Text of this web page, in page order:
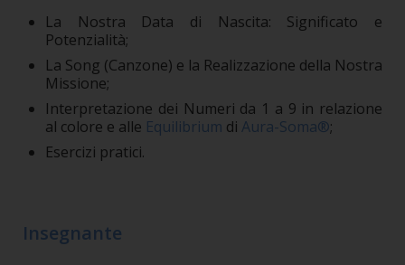
La Nostra Data di Nascita: Significato e
Potenzialità;
La Song (Canzone) e la Realizzazione della Nostra
Missione;
Interpretazione dei Numeri da 1 a 9 in relazione
al colore e alle Equilibrium di Aura-Soma®;
Esercizi pratici.
Insegnante